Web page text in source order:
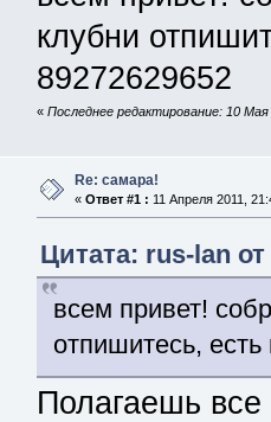
клубни
89272629652
«Последнее редактирование: 10
Re: самара!
«Ответ #1 : 11 Апреля 2011,
Цитата: rus-lan
всем привет!
отпишитесь,
Полагаешь все